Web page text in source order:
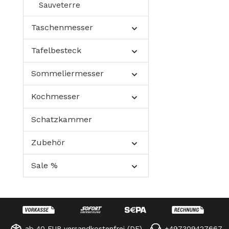
Sauveterre
Taschenmesser
Tafelbesteck
Sommeliermesser
Kochmesser
Schatzkammer
Zubehör
Sale %